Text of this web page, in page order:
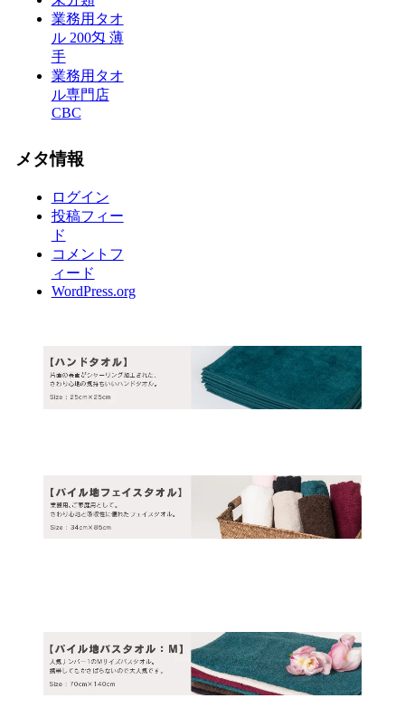
業務用タオ
ル 200匁 薄
手
業務用タオ
ル専門店
CBC
メタ情報
ログイン
投稿フィー
ド
コメントフ
ィード
WordPress.org